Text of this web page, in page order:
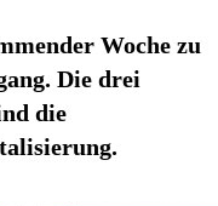
Woche zu
Die drei
die